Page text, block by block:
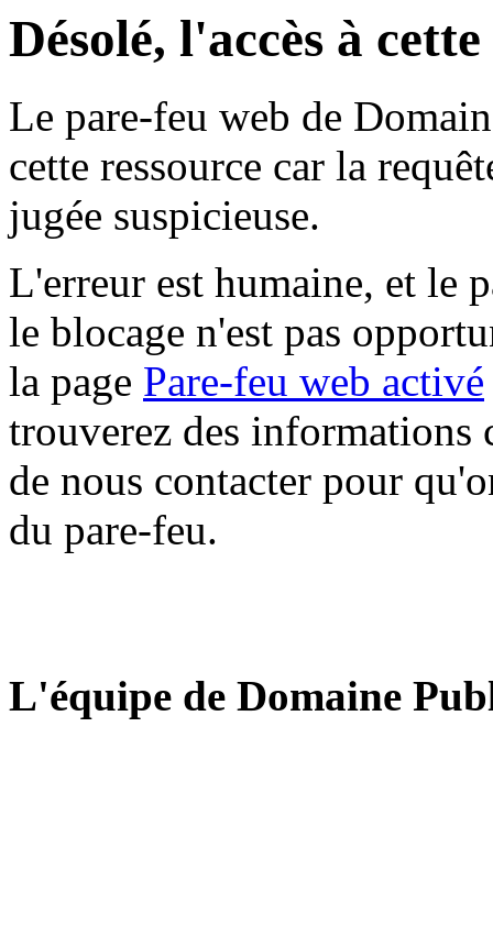
Désolé, l'accès à
Le pare-feu web de
cette ressource car la
jugée suspicieuse.
L'erreur est humaine, et le
le blocage n'est pas
la page Pare-feu web activé
trouverez des informations
de nous contacter pour
du pare-feu.
L'équipe de Domaine